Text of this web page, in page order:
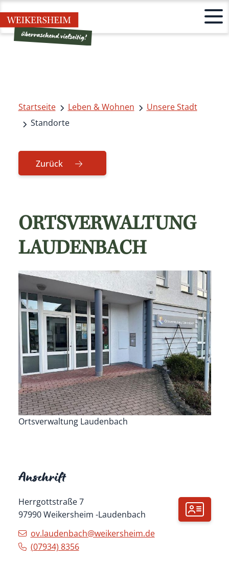
Startseite Leben & Wohnen
Unsere Stadt
Standorte
Zurück
ORTSVERWALTUNG
LAUDENBACH
Ortsverwaltung Laudenbach
Anschrift
Laudenbach
Herrgottstraße 7
97990 Weikersheim
ov.laudenbach@weikersheim.de
(07934) 8356